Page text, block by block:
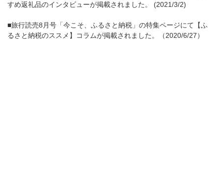
すめ返礼品のインタビューが掲載されました。 (2021/3/2)
■旅行読売8月号「今こそ、ふるさと納税」の特集ページにて【ふ
るさと納税のススメ】コラムが掲載されました。（2020/6/27）